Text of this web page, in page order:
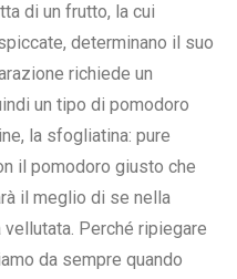
di un frutto, la cui
determinano il suo
richiede un
un tipo di pomodoro
la sfogliatina: pure
il pomodoro giusto che
il meglio di se nella
Perché ripiegare
da sempre quando